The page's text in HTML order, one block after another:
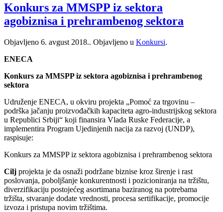
Konkurs za MMSPP iz sektora
agobiznisa i prehrambenog sektora
Objavljeno 6. avgust 2018.. Objavljeno u Konkursi.
ENECA
Konkurs za MMSPP iz sektora agobiznisa i prehrambenog
sektora
Udruženje ENECA, u okviru projekta „Pomoć za trgovinu –
podrška jačanju proizvođačkih kapaciteta agro-industrijskog sektora
u Republici Srbiji“ koji finansira Vlada Ruske Federacije, a
implementira Program Ujedinjenih nacija za razvoj (UNDP),
raspisuje:
Konkurs za MMSPP iz sektora agobiznisa i prehrambenog sektora
Cilj projekta je da osnaži podržane biznise kroz širenje i rast
poslovanja, poboljšanje konkurentnosti i pozicioniranja na tržištu,
diverzifikaciju postojećeg asortimana baziranog na potrebama
tržišta, stvaranje dodate vrednosti, procesa sertifikacije, promocije
izvoza i pristupa novim tržištima.